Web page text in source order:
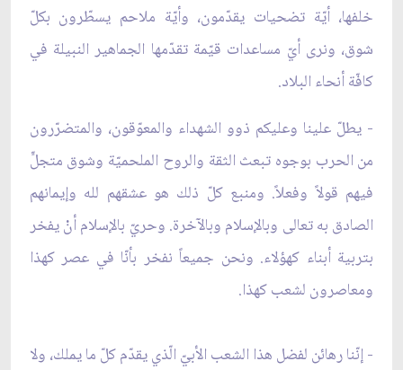
خلفها، أيّة تضحيات يقدّمون، وأيّة ملاحم يسطّرون بكلّ
شوق، ونرى أيّ مساعدات قيّمة تقدّمها الجماهير النبيلة في
كافّة أنحاء البلاد.
- يطلّ علينا وعليكم ذوو الشهداء والمعوّقون، والمتضرّرون
من الحرب بوجوه تبعث الثقة والروح الملحميّة وشوق متجلٍّ
فيهم قولاً وفعلاً. ومنبع كلّ ذلك هو عشقهم لله وإيمانهم
الصادق به تعالى وبالإسلام وبالآخرة. وحريّ بالإسلام أنْ يفخر
بتربية أبناء كهؤلاء. ونحن جميعاً نفخر بأنّا في عصر كهذا
ومعاصرون لشعب كهذا.
- إنّنا رهائن لفضل هذا الشعب الأبيّ الّذي يقدّم كلّ ما يملك، ولا